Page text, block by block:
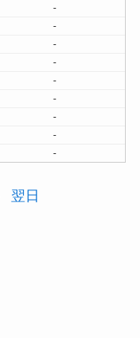
-
-
-
-
-
-
-
-
-
翌日